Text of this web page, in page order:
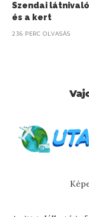
Szendai
és a kert
236 PERC OLVASÁS